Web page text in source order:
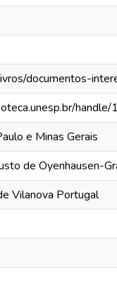
documentos-
e Minas Gerais
de Oyenhausen-
Vilanova Portugal